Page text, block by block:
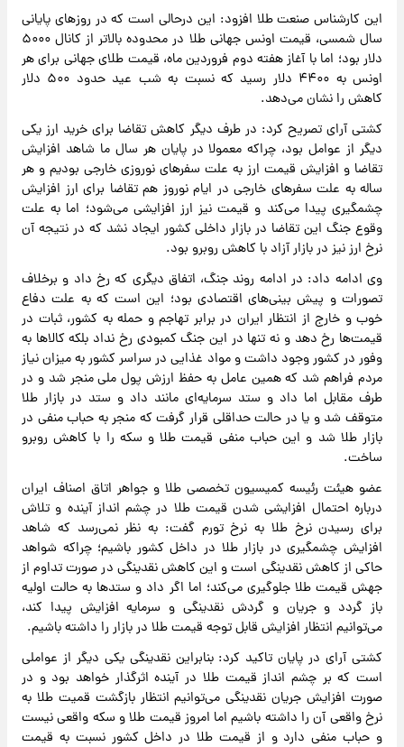
این کارشناس صنعت طلا افزود: این درحالی است که در روزهای پایانی
سال شمسی، قیمت اونس جهانی طلا در محدوده بالاتر از کانال ۵۰۰۰
دلار بود؛ اما با آغاز هفته دوم فروردین ماه، قیمت طلای جهانی برای هر
اونس به ۴۴۰۰ دلار رسید که نسبت به شب عید حدود ۵۰۰ دلار
کاهش را نشان می‌دهد.
کشتی آرای تصریح کرد: در طرف دیگر کاهش تقاضا برای خرید ارز یکی
دیگر از عوامل بود، چراکه معمولا در پایان هر سال ما شاهد افزایش
تقاضا و افزایش قیمت ارز به علت سفرهای نوروزی خارجی بودیم و هر
ساله به علت سفرهای خارجی در ایام نوروز هم تقاضا برای ارز افزایش
چشمگیری پیدا می‌کند و قیمت نیز ارز افزایشی می‌شود؛ اما به علت
وقوع جنگ این تقاضا در بازار داخلی کشور ایجاد نشد که در نتیجه آن
نرخ ارز نیز در بازار آزاد با کاهش روبرو بود.
وی ادامه داد: در ادامه روند جنگ، اتفاق دیگری که رخ داد و برخلاف
تصورات و پیش بینی‌های اقتصادی بود؛ این است که به علت دفاع
خوب و خارج از انتظار ایران در برابر تهاجم و حمله به کشور، ثبات در
قیمت‌ها رخ دهد و نه تنها در این جنگ کمبودی رخ نداد بلکه کالاها به
وفور در کشور وجود داشت و مواد غذایی در سراسر کشور به میزان نیاز
مردم فراهم شد که همین عامل به حفظ ارزش پول ملی منجر شد و در
طرف مقابل اما داد و ستد سرمایه‌ای مانند داد و ستد در بازار طلا
متوقف شد و یا در حالت حداقلی قرار گرفت که منجر به حباب منفی در
بازار طلا شد و این حباب منفی قیمت طلا و سکه را با کاهش روبرو
ساخت.
عضو هیئت رئیسه کمیسیون تخصصی طلا و جواهر اتاق اصناف ایران
درباره احتمال افزایشی شدن قیمت طلا در چشم انداز آینده و تلاش
برای رسیدن نرخ طلا به نرخ تورم گفت: به نظر نمی‌رسد که شاهد
افزایش چشمگیری در بازار طلا در داخل کشور باشیم؛ چراکه شواهد
حاکی از کاهش نقدینگی است و این کاهش نقدینگی در صورت تداوم از
جهش قیمت طلا جلوگیری می‌کند؛ اما اگر داد و ستدها به حالت اولیه
باز گردد و جریان و گردش نقدینگی و سرمایه افزایش پیدا کند،
می‌توانیم انتظار افزایش قابل توجه قیمت طلا در بازار را داشته باشیم.
کشتی آرای در پایان تاکید کرد: بنابراین نقدینگی یکی دیگر از عواملی
است که بر چشم انداز قیمت طلا در آینده اثرگذار خواهد بود و در
صورت افزایش جریان نقدینگی می‌توانیم انتظار بازگشت قمیت طلا به
نرخ واقعی آن را داشته باشیم اما امروز قیمت طلا و سکه واقعی نیست
و حباب منفی دارد و از قیمت طلا در داخل کشور نسبت به قیمت